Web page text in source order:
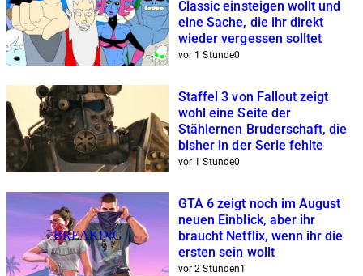
Classic einsteigen wollt und
eine Sache, die ihr direkt
wieder vergessen solltet
vor 1 Stunde0
Staffel 3 von Fallout zeigt
wohl eine Seite der
Stählernen Bruderschaft, die
bisher in der Serie fehlte
vor 1 Stunde0
BREAKING
GTA 6 zeigt noch im August
neuen Einblick, aber ihr
braucht Netflix, wenn ihr die
ersten sein wollt
vor 2 Stunden1